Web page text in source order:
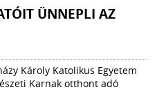
ÜNNEPLI AZ
Károly Katolikus Egyetem
Karnak otthont adó